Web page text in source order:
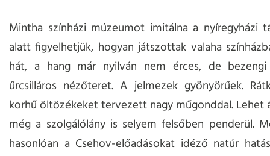
Mintha színházi múzeumot imitálna a nyíregyházi
alatt figyelhetjük, hogyan játszottak valaha
hát, a hang már nyilván nem érces, de
űrcsilláros nézőteret. A jelmezek gyönyörűek.
korhű öltözékeket tervezett nagy műgonddal. Lehet
még a szolgálólány is selyem felsőben penderül.
hasonlóan a Csehov-előadásokat idéző natúr